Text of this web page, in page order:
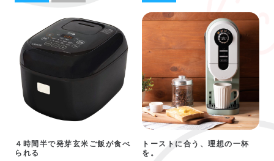
４時間半で発芽玄米ご飯が食べ
られる
トーストに合う、理想の一杯
を。